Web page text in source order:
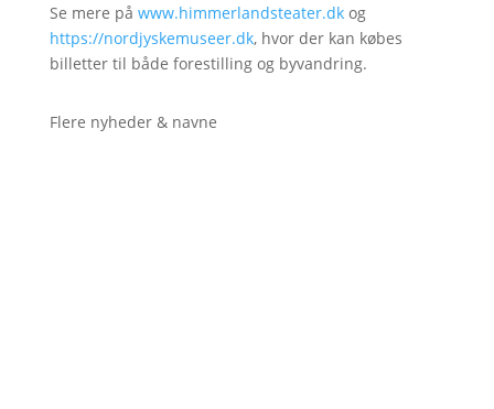
Se mere på www.himmerlandsteater.dkog
https://nordjyskemuseer.dk, hvor der kan købes
billetter til både forestilling og byvandring.
Flere nyheder & navne